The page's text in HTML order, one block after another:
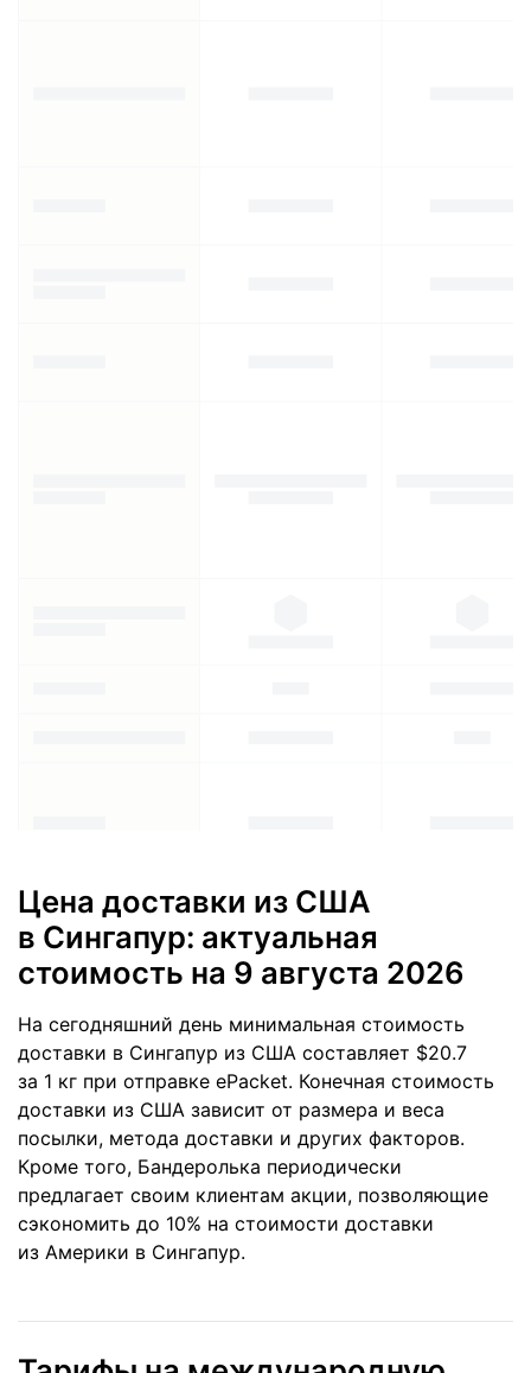
Цена доставки из США
в Сингапур: актуальная
стоимость на 9 августа 2026
На сегодняшний день минимальная стоимость
доставки в Сингапур из США составляет $20.7
за 1 кг при отправке ePacket. Конечная стоимость
доставки из США зависит от размера и веса
посылки, метода доставки и других факторов.
Кроме того, Бандеролька периодически
предлагает своим клиентам акции, позволяющие
сэкономить до 10% на стоимости доставки
из Америки в Сингапур.